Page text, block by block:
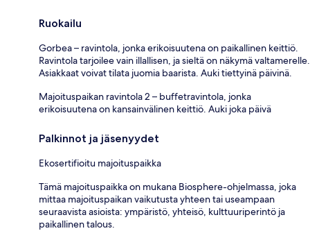
Ruokailu
Gorbea – ravintola, jonka erikoisuutena on paikallinen keittiö.
Ravintola tarjoilee vain illallisen, ja sieltä on näkymä valtamerelle.
Asiakkaat voivat tilata juomia baarista. Auki tiettyinä päivinä.
Majoituspaikan ravintola 2 – buffetravintola, jonka
erikoisuutena on kansainvälinen keittiö. Auki joka päivä
Palkinnot ja jäsenyydet
Ekosertifioitu majoituspaikka
Tämä majoituspaikka on mukana Biosphere-ohjelmassa, joka
mittaa majoituspaikan vaikutusta yhteen tai useampaan
seuraavista asioista: ympäristö, yhteisö, kulttuuriperintö ja
paikallinen talous.